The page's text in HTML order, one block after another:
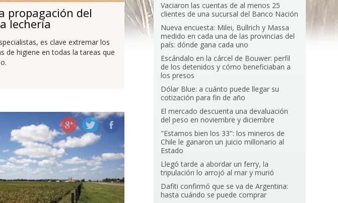
propagación del
lechería
es clave extremar los
de higiene en todas la tareas que
Vaciaron las cuentas de al menos 25
clientes de una sucursal del Banco Nación
Nueva encuesta: Milei, Bullrich y Massa
medido en cada una de las provincias del
país: dónde gana cada uno
Escándalo en la cárcel de Bouwer: perfil
de los detenidos y cómo beneficiaban a
los presos
Dólar Blue: a cuánto puede llegar su
cotización para fin de año
El mercado descuenta una devaluación
del peso en noviembre y diciembre
"Estamos bien los 33": los mineros de
Chile le ganaron un juicio millonario al
Estado
Llegó tarde a abordar un ferry, la
tripulación lo arrojó al mar y murió
Dafiti confirmó que se va de Argentina:
hasta cuándo se puede comprar